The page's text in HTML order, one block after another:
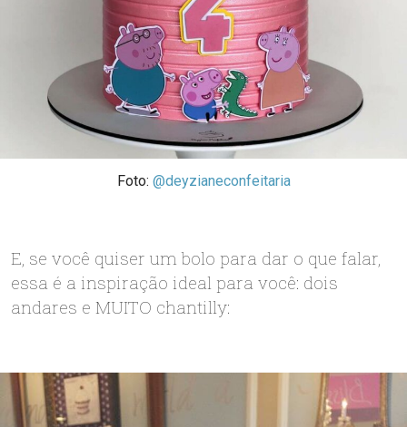
Foto: @deyzianeconfeitaria
E, se você quiser um bolo para dar o que falar,
essa é a inspiração ideal para você: dois
andares e MUITO chantilly: